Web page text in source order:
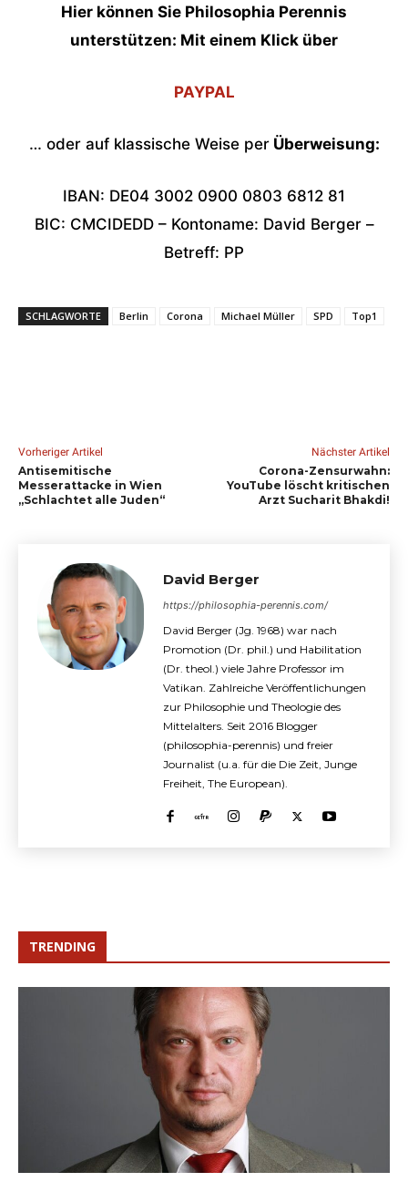
Hier können Sie Philosophia Perennis
unterstützen: Mit einem Klick über
PAYPAL
… oder auf klassische Weise perÜberweisung:
IBAN: DE04 3002 0900 0803 6812 81
BIC: CMCIDEDD – Kontoname: David Berger –
Betreff: PP
SCHLAGWORTE Berlin Corona Michael Müller SPD Top1
Vorheriger Artikel
Antisemitische
Messerattacke in Wien
„Schlachtet alle Juden“
Nächster Artikel
Corona-Zensurwahn:
YouTube löscht kritischen
Arzt Sucharit Bhakdi!
David Berger
https://philosophia-perennis.com/
David Berger (Jg. 1968) war nach
Promotion (Dr. phil.) und Habilitation
(Dr. theol.) viele Jahre Professor im
Vatikan. Zahlreiche Veröffentlichungen
zur Philosophie und Theologie des
Mittelalters. Seit 2016 Blogger
(philosophia-perennis) und freier
Journalist (u.a. für die Die Zeit, Junge
Freiheit, The European).
TRENDING